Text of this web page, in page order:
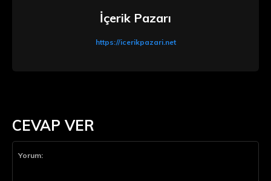
CEVAP VER
İçerik Pazarı
https://icerikpazari.net